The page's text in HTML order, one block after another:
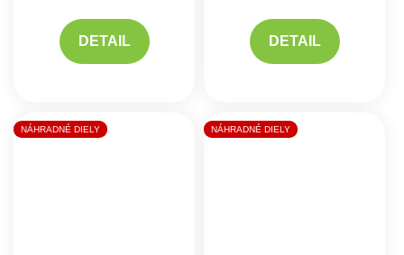
DETAIL DETAIL
NÁHRADNÉ DIELY NÁHRADNÉ DIELY